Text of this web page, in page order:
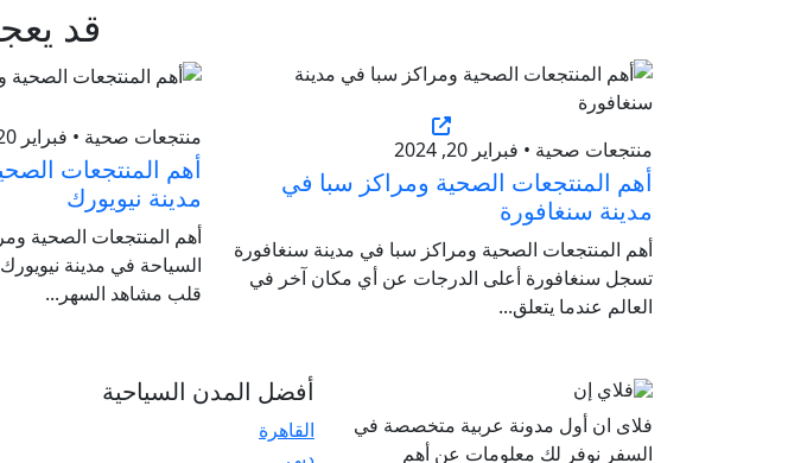
قد
منتجعات صحية • فبراير 20, 2024
أهم المنتجعات الصحية ومراكز سبا في
مدينة سنغافورة
أهم المنتجعات الصحية ومراكز سبا في مدينة سنغافورة
تسجل سنغافورة أعلى الدرجات عن أي مكان آخر في
العالم عندما يتعلق...
منتجعات صحية • فبراير 20, 2024
أهم المنتجعات
مدينة نيويورك
أهم المنتجعات الصحية
السياحة في مدينة
قلب مشاهد السهر...
فلاى ان أول مدونة عربية متخصصة في
السفر نوفر لك معلومات عن أهم
أفضل المدن السياحية
القاهرة